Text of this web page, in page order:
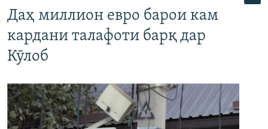
Даҳ миллион евро барои кам
кардани талафоти барқ дар
Кӯлоб